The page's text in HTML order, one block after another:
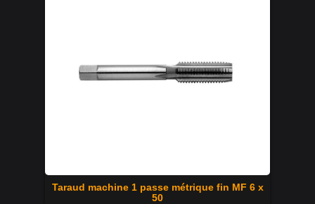
Taraud machine 1 passe métrique fin MF 6 x
50